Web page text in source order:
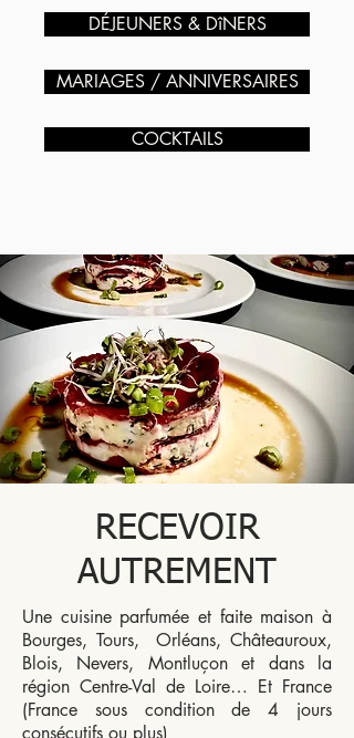
DÉJEUNERS & DîNERS
MARIAGES / ANNIVERSAIRES
COCKTAILS
RECEVOIR
AUTREMENT
Une cuisine parfumée et faite maison à
Bourges, Tours, Orléans, Châteauroux,
Blois, Nevers, Montluçon et dans la
région Centre-Val de Loire… Et France
(France sous condition de 4 jours
consécutifs ou plus)